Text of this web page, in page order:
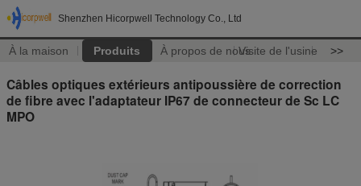
Shenzhen Hicorpwell Technology Co., Ltd
À la maison Produits À propos de nousVisite de l'usine >>
Câbles optiques extérieurs antipoussière de correction
de fibre avec l'adaptateur IP67 de connecteur de Sc LC
MPO